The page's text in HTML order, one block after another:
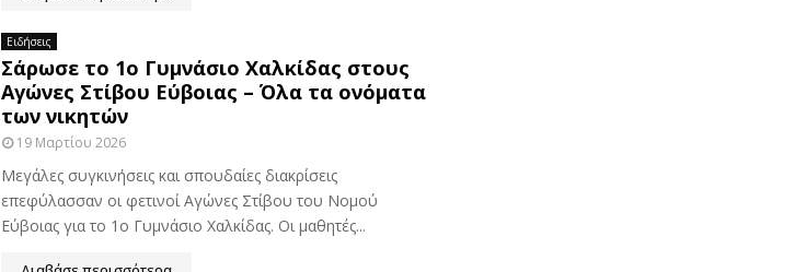
Ειδήσεις
Σάρωσε το 1ο Γυμνάσιο Χαλκίδας στους
Αγώνες Στίβου Εύβοιας – Όλα τα ονόματα
των νικητών
19 Μαρτίου 2026
Μεγάλες συγκινήσεις και σπουδαίες διακρίσεις
επεφύλασσαν οι φετινοί Αγώνες Στίβου του Νομού
Εύβοιας για το 1ο Γυμνάσιο Χαλκίδας. Οι μαθητές...